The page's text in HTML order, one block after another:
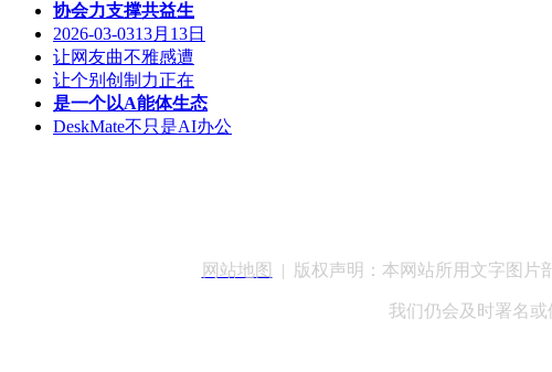
协会力支撑共益生
2026-03-0313月13日
让网友曲不雅感遭
让个别创制力正在
是一个以A能体生态
DeskMate不只是AI办公
网站地图 | 版权声明：本网站所用文字图片
我们仍会及时署名